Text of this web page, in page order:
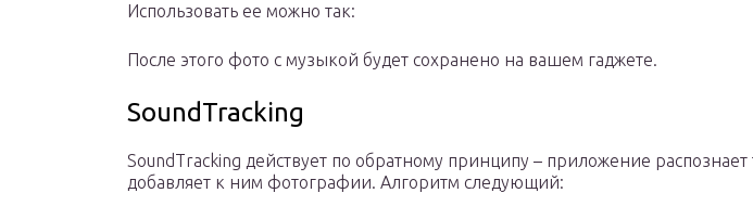
Использовать ее можно так:
После этого фото с музыкой будет сохранено на вашем гаджете.
SoundTracking
SoundTracking действует по обратному принципу – приложение распознает
добавляет к ним фотографии. Алгоритм следующий: